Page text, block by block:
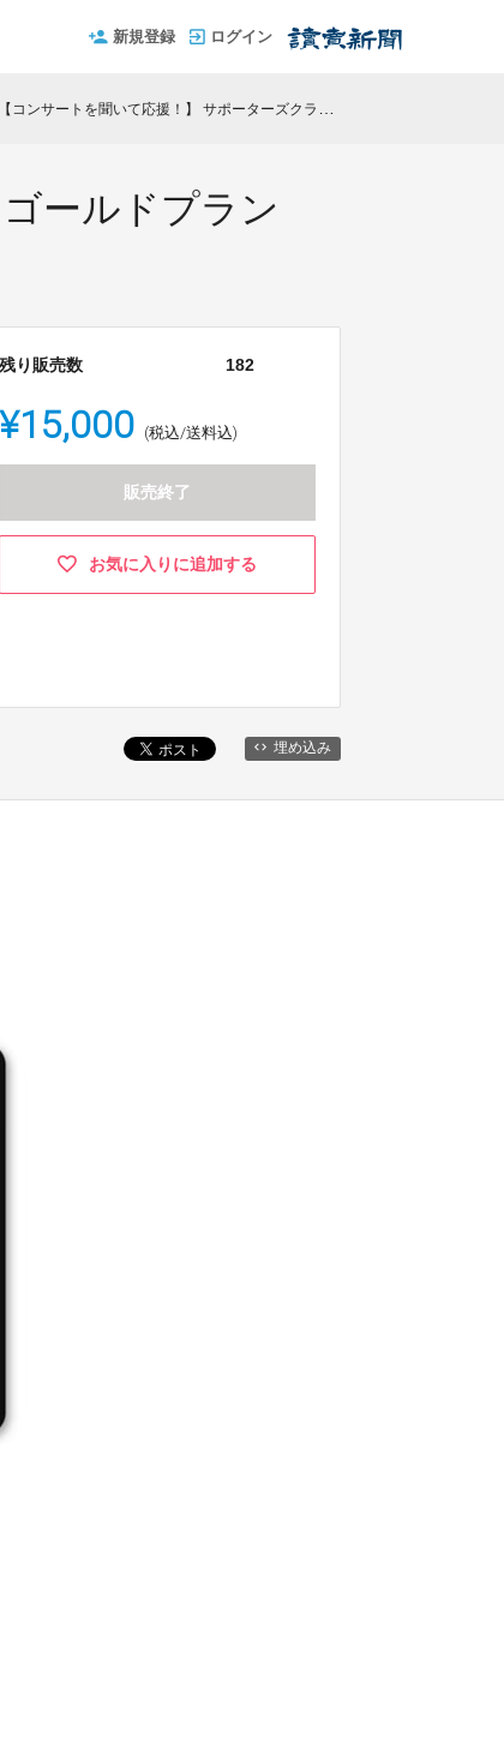
新規登録 ログイン
【コンサートを聞いて応援！】 サポーターズクラブ・ゴールドプランC（プレゼント：新座クラフトビール4本セット）
ールドプラン
残り販売数 182
¥15,000 (税込/送料込)
販売終了
お気に入りに追加する
埋め込み